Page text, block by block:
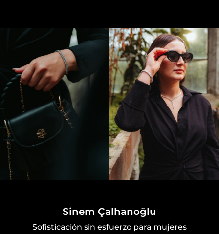
Sinem Çalhanoğlu
Sofisticación sin esfuerzo para mujeres